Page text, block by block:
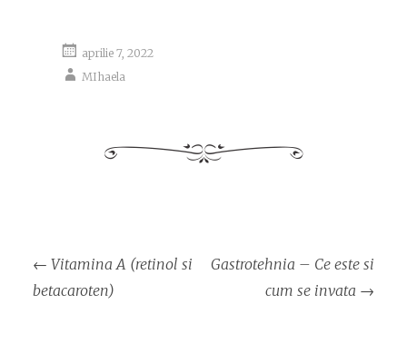
aprilie 7, 2022
MIhaela
Navigare
articol
← Vitamina A (retinol si
betacaroten)
Gastrotehnia – Ce este si
cum se invata →